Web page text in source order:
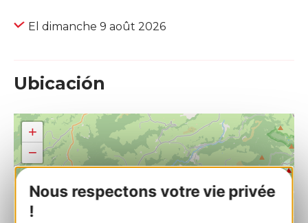
Nous respectons votre vie privée
!
El dimanche 9 août 2026
Ubicación
+
−